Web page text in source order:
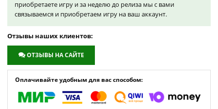
приобретаете игру и за неделю до релиза мы с вами
связываемся и приобретаем игру на ваш аккаунт.
Отзывы наших клиентов:
ОТЗЫВЫ НА САЙТЕ
Оплачивайте удобным для вас способом: